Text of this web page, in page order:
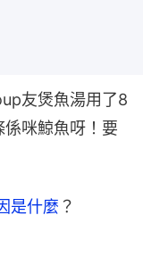
友煲魚湯用了8
咪鯨魚呀！要
是什麼 ？